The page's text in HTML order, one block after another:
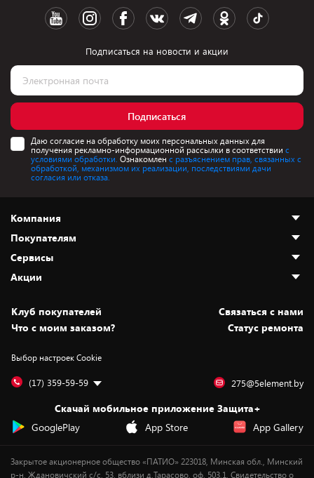
Подписаться на новости и акции
Подписаться
Даю согласие на обработку моих персональных данных для
получения рекламно-информационной рассылки в соответствии с
условиями обработки. Ознакомлен с разъяснением прав, связанных с
обработкой, механизмом их реализации, последствиями дачи
согласия или отказа.
Компания
О нас
Адреса магазинов
Новости
Статьи и обзоры
Вакансии
Дай пять добру!
Покупателям
Как сделать заказ
Оплата и доставка
Безналичный расчёт
Обмен и возврат товара
Обработка персональных данных
Подарочные карты
Сервисы
Установка техники
Для игровых консолей
Для мобильных устройств
Для компьютеров
Сервисные центры
Акции
Скидки и промокоды
Белорусские товары
Бонусы
Оплата частями
Уценка
Клуб покупателей
Cвязаться с нами
Что с моим заказом?
Статус ремонта
Выбор настроек Cookie
(17) 359-59-59 275@5element.by
Скачай мобильное приложение Защита+
GooglePlay
App Store App Gallery
Закрытое акционерное общество «ПАТИО» 223018, Минская обл., Минский
р-н, Ждановичский с/с, 53, вблизи д.Тарасово, оф. 503.1. Свидетельство о